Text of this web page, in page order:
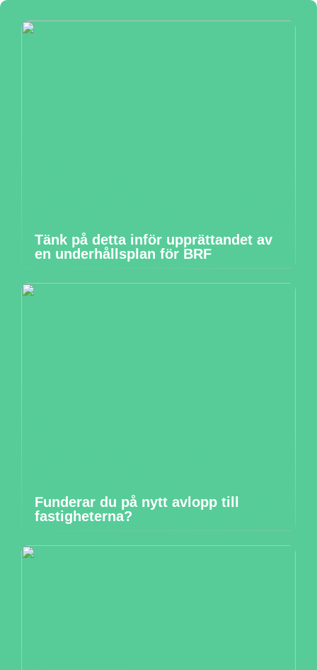
Tänk på detta inför upprättandet av
en underhållsplan för BRF
Funderar du på nytt avlopp till
fastigheterna?